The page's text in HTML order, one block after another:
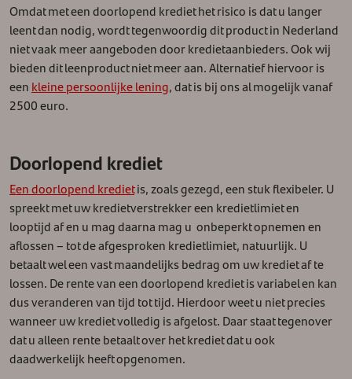
Omdat met een doorlopend krediet het risico is dat u langer
leent dan nodig, wordt tegenwoordig dit product in Nederland
niet vaak meer aangeboden door kredietaanbieders. Ook wij
bieden dit leenproduct niet meer aan. Alternatief hiervoor is
een kleine persoonlijke lening, dat is bij ons al mogelijk vanaf
2500 euro.
Doorlopend krediet
Een doorlopend kredietis, zoals gezegd, een stuk flexibeler. U
spreekt met uw kredietverstrekker een kredietlimiet en
looptijd af en u mag daarna mag u onbeperkt opnemen en
aflossen – tot de afgesproken kredietlimiet, natuurlijk. U
betaalt wel een vast maandelijks bedrag om uw krediet af te
lossen. De rente van een doorlopend krediet is variabel en kan
dus veranderen van tijd tot tijd. Hierdoor weet u niet precies
wanneer uw krediet volledig is afgelost. Daar staat tegenover
dat u alleen rente betaalt over het krediet dat u ook
daadwerkelijk heeft opgenomen.